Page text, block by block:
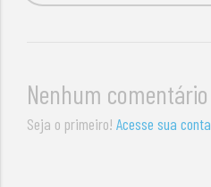
Nenhum comentário
Seja o primeiro!Acesse sua conta